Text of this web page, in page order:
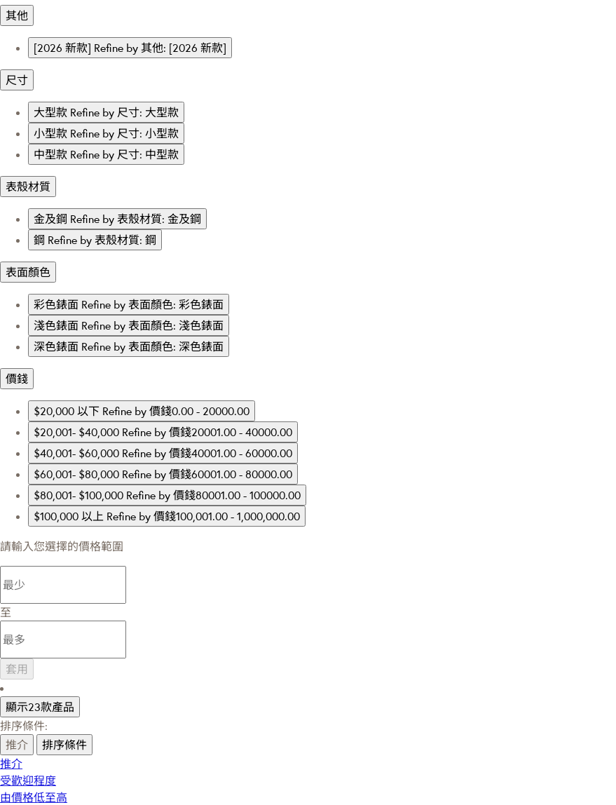
其他
[2026 新款] Refine by 其他: [2026 新款]
尺寸
大型款 Refine by 尺寸: 大型款
小型款 Refine by 尺寸: 小型款
中型款 Refine by 尺寸: 中型款
表殼材質
金及鋼 Refine by 表殼材質: 金及鋼
鋼 Refine by 表殼材質: 鋼
表面顏色
彩色錶面 Refine by 表面顏色: 彩色錶面
淺色錶面 Refine by 表面顏色: 淺色錶面
深色錶面 Refine by 表面顏色: 深色錶面
價錢
$20,000 以下 Refine by 價錢0.00 - 20000.00
$20,001- $40,000 Refine by 價錢20001.00 - 40000.00
$40,001- $60,000 Refine by 價錢40001.00 - 60000.00
$60,001- $80,000 Refine by 價錢60001.00 - 80000.00
$80,001- $100,000 Refine by 價錢80001.00 - 100000.00
$100,000 以上 Refine by 價錢100,001.00 - 1,000,000.00
請輸入您選擇的價格範圍
至
套用
顯示23款產品
排序條件:
推介
排序條件
推介
受歡迎程度
由價格低至高